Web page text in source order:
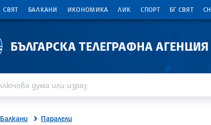
СВЯТ БАЛКАНИ ИКОНОМИКА ЛИК СПОРТ БГ СВЯТ
БЪЛГАРСКА ТЕЛЕГРАФНА АГЕНЦИЯ
Балкани Паралели